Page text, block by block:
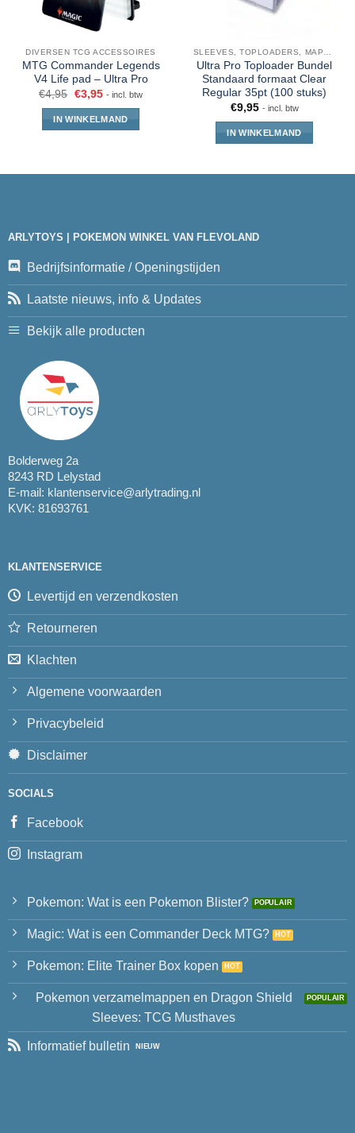
DIVERSEN TCG ACCESSOIRES
MTG Commander Legends
V4 Life pad – Ultra Pro
€4,95 €3,95 - incl. btw
IN WINKELMAND
Ultra Pro Toploader Bundel
Standaard formaat Clear
Regular 35pt (100 stuks)
€9,95 - incl. btw
IN WINKELMAND
ARLYTOYS | POKEMON WINKEL VAN FLEVOLAND
Bedrijfsinformatie / Openingstijden
Laatste nieuws, info & Updates
Bekijk alle producten
Bolderweg 2a
8243 RD Lelystad
E-mail: klantenservice@arlytrading.nl
KVK: 81693761
KLANTENSERVICE
Levertijd en verzendkosten
Retourneren
Klachten
Algemene voorwaarden
Privacybeleid
Disclaimer
SOCIALS
Facebook
Instagram
Pokemon: Wat is een Pokemon Blister?
Magic: Wat is een Commander Deck MTG?
Pokemon: Elite Trainer Box kopen
Pokemon verzamelmappen en Dragon Shield
Sleeves: TCG Musthaves
Informatief bulletin